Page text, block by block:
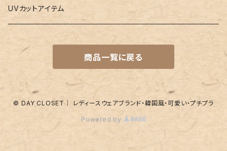
5点セット
水着関連商品
レギンス
メガネチェーン
アームカバー
ネイルグッズ
バレー
水着
グッズ
UVカットアイテム
商品一覧に戻る
© DAY CLOSET｜ レディースウェアブランド・韓国風・可愛い・プチプラ
Powered by